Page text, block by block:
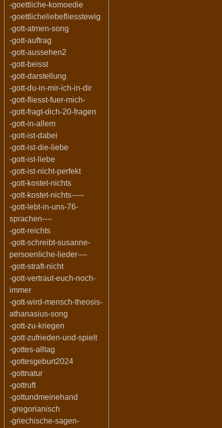
-goettliche-komoedie
-goettlicheliebefliesstewig
-gott-atmen-song
-gott-auftrag
-gott-aussehen2
-gott-beisst
-gott-darstellung
-gott-du-in-mir-ich-in-dir
-gott-fliesst-fuer-mich-
-gott-fragt-dich-20-fragen
-gott-in-allem
-gott-ist-dabei
-gott-ist-die-liebe
-gott-ist-liebe
-gott-ist-nicht-perfekt
-gott-kostet-nichts
-gott-kostet-nichts-----
-gott-lebt-in-uns-76-
sprachen----
-gott-reichts
-gott-schreibt-susanne-
persoenliche-lieder----
-gott-straft-nicht
-gott-vertraut-euch-noch-
immer
-gott-wird-mensch-theosis-
athanasius-song
-gott-zu-kriegen
-gott-zufrieden-und-spielt
-gottes-alltag
-gottesgeburt2024
-gottnatur
-gottruft
-gottundmeinehand
-gregorianisch
-griechische-sagen-